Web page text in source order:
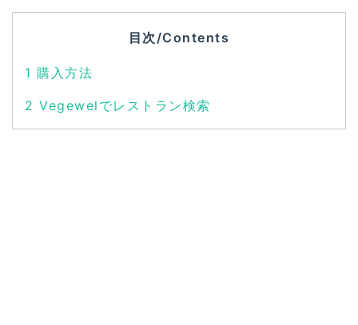
目次/Contents
1 購入方法
2 Vegewelでレストラン検索